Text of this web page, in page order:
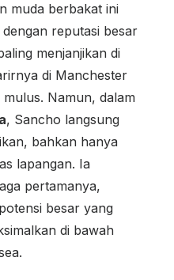
muda berbakat ini
reputasi besar
menjanjikan di
di Manchester
Namun, dalam
, Sancho langsung
bahkan hanya
lapangan. Ia
pertamanya,
besar yang
di bawah